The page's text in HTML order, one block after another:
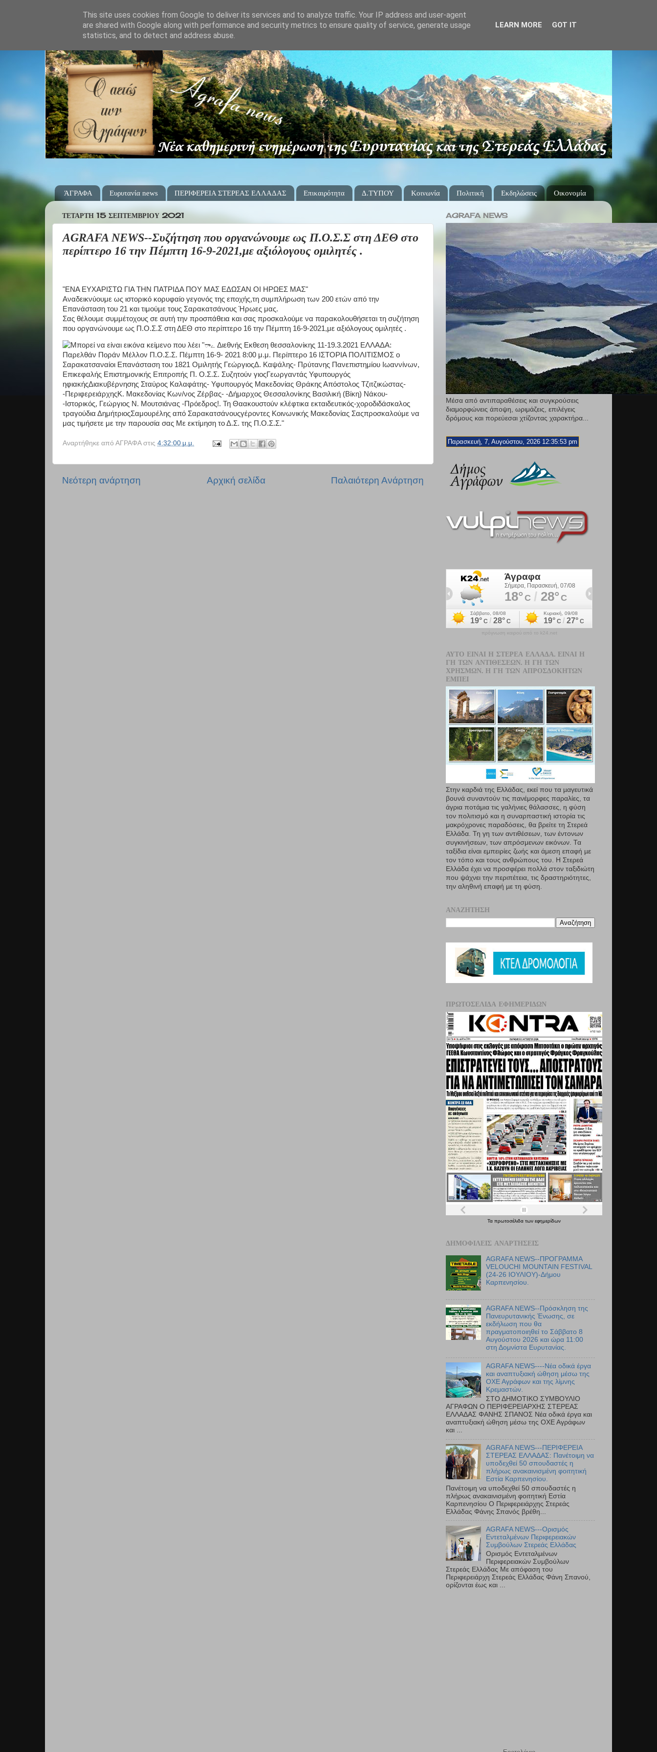
ΆΓΡΑΦΑ Ευρυτανία news ΠΕΡΙΦΕΡΕΙΑ ΣΤΕΡΕΑΣ ΕΛΛΑΔΑΣ Επικαιρότητα Δ.ΤΥΠΟΥ Κοινωνία Πολιτική Εκδηλώσεις Οικονομία
ΤΕΤΆΡΤΗ 15 ΣΕΠΤΕΜΒΡΊΟΥ 2021
AGRAFA NEWS--Συζήτηση που οργανώνουμε ως Π.Ο.Σ.Σ στη ΔΕΘ στο
περίπτερο 16 την Πέμπτη 16-9-2021,με αξιόλογους ομιλητές .
"ΕΝΑ ΕΥΧΑΡΙΣΤΩ ΓΙΑ ΤΗΝ ΠΑΤΡΙΔΑ ΠΟΥ ΜΑΣ ΕΔΩΣΑΝ ΟΙ ΗΡΩΕΣ ΜΑΣ"
Αναδεικνύουμε ως ιστορικό κορυφαίο γεγονός της εποχής,τη συμπλήρωση των 200 ετών από την
Επανάσταση του 21 και τιμούμε τους Σαρακατσάνους Ήρωες μας.
Σας θέλουμε συμμέτοχους σε αυτή την προσπάθεια και σας προσκαλούμε να παρακολουθήσεται τη συζήτηση
που οργανώνουμε ως Π.Ο.Σ.Σ στη ΔΕΘ στο περίπτερο 16 την Πέμπτη 16-9-2021,με αξιόλογους ομιλητές .
Αναρτήθηκε από ΑΓΡΑΦΑ στις 4:32:00 μ.μ.
Νεότερη ανάρτηση Παλαιότερη Ανάρτηση
Αρχική σελίδα
AGRAFA NEWS
Μέσα από αντιπαραθέσεις και συγκρούσεις
διαμορφώνεις άποψη, ωριμάζεις, επιλέγεις
δρόμους και πορεύεσαι χτίζοντας χαρακτήρα...
Παρασκευή, 7, Αυγούστου, 2026 12:35:54 pm
πρόγνωση καιρού από το k24.net
ΑΥΤΌ ΕΊΝΑΙ Η ΣΤΕΡΕΆ ΕΛΛΆΔΑ. ΕΊΝΑΙ Η
ΓΗ ΤΩΝ ΑΝΤΙΘΈΣΕΩΝ. Η ΓΗ ΤΩΝ
ΧΡΗΣΜΏΝ. Η ΓΗ ΤΩΝ ΑΠΡΟΣΔΌΚΗΤΩΝ
ΕΜΠΕΙ
Στην καρδιά της Ελλάδας, εκεί που τα µαγευτικά
βουνά συναντούν τις πανέμορφες παραλίες, τα
άγρια ποτάμια τις γαλήνιες θάλασσες, η φύση
τον πολιτισμό και η συναρπαστική ιστορία τις
μακρόχρονες παραδόσεις, θα βρείτε τη Στερεά
Ελλάδα. Τη γη των αντιθέσεων, των έντονων
συγκινήσεων, των απρόσμενων εικόνων. Τα
ταξίδια είναι εμπειρίες ζωής και άμεση επαφή µε
τον τόπο και τους ανθρώπους του. Η Στερεά
Ελλάδα έχει να προσφέρει πολλά στον ταξιδιώτη
που ψάχνει την περιπέτεια, τις δραστηριότητες,
την αληθινή επαφή µε τη φύση.
ΑΝΑΖΉΤΗΣΗ
ΠΡΩΤΟΣΈΛΙΔΑ ΕΦΗΜΕΡΊΔΩΝ
Τα πρωτοσέλιδα των εφημερίδων
ΔΗΜΟΦΙΛΕΊΣ ΑΝΑΡΤΉΣΕΙΣ
AGRAFA NEWS--ΠΡΟΓΡΑΜΜΑ
VELOUCHI MOUNTAIN FESTIVAL
(24-26 ΙΟΥΛΙΟΥ)-Δήμου
Καρπενησίου.
AGRAFA NEWS--Πρόσκληση της
Πανευρυτανικής Ένωσης, σε
εκδήλωση που θα
πραγματοποιηθεί το Σάββατο 8
Αυγούστου 2026 και ώρα 11:00
στη Δομνίστα Ευρυτανίας.
AGRAFA NEWS----Νέα οδικά έργα
και αναπτυξιακή ώθηση μέσω της
ΟΧΕ Αγράφων και της λίμνης
Κρεμαστών.
ΣΤΟ ΔΗΜΟΤΙΚΟ ΣΥΜΒΟΥΛΙΟ
ΑΓΡΑΦΩΝ Ο ΠΕΡΙΦΕΡΕΙΑΡΧΗΣ ΣΤΕΡΕΑΣ
ΕΛΛΑΔΑΣ ΦΑΝΗΣ ΣΠΑΝΟΣ Νέα οδικά έργα και
αναπτυξιακή ώθηση μέσω της ΟΧΕ Αγράφων
και ...
AGRAFA NEWS---ΠΕΡΙΦΕΡΕΙΑ
ΣΤΕΡΕΑΣ ΕΛΛΑΔΑΣ: Πανέτοιμη να
υποδεχθεί 50 σπουδαστές η
πλήρως ανακαινισμένη φοιτητική
Εστία Καρπενησίου.
Πανέτοιμη να υποδεχθεί 50 σπουδαστές η
πλήρως ανακαινισμένη φοιτητική Εστία
Καρπενησίου Ο Περιφερειάρχης Στερεάς
Ελλάδας Φάνης Σπανός βρέθη...
AGRAFA NEWS---Ορισμός
Εντεταλμένων Περιφερειακών
Συμβούλων Στερεάς Ελλάδας
Ορισμός Εντεταλμένων
Περιφερειακών Συμβούλων
Στερεάς Ελλάδας Με απόφαση του
Περιφερειάρχη Στερεάς Ελλάδας Φάνη Σπανού,
ορίζονται έως και ...
This site uses cookies from Google to deliver its services and to analyze traffic. Your IP address and user-agent
are shared with Google along with performance and security metrics to ensure quality of service, generate usage
statistics, and to detect and address abuse.
LEARN MORE GOT IT